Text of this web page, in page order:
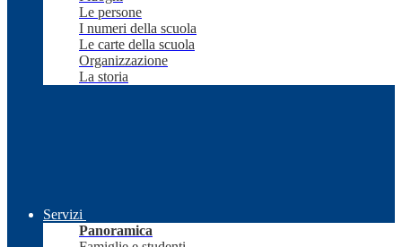
Le persone
I numeri della scuola
Le carte della scuola
Organizzazione
La storia
Servizi
Panoramica